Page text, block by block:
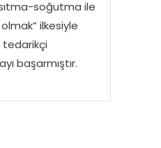
soğutma ile
ilkesiyle
tedarikçi
başarmıştır.